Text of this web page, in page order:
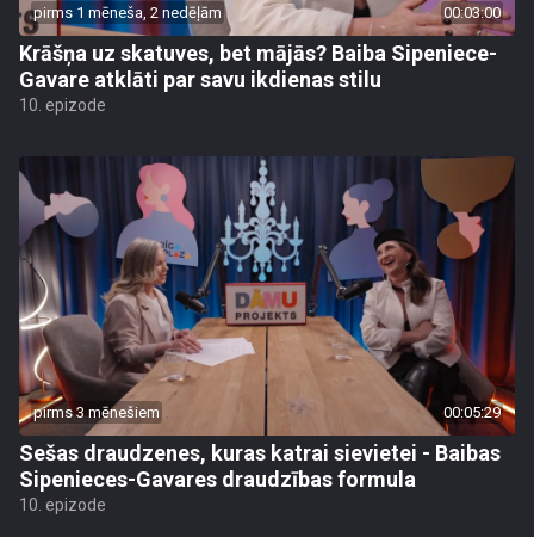
pirms 1 mēneša, 2 nedēļām 00:03:00
Krāšņa uz skatuves, bet mājās? Baiba Sipeniece-
Gavare atklāti par savu ikdienas stilu
10. epizode
pirms 3 mēnešiem 00:05:29
Sešas draudzenes, kuras katrai sievietei - Baibas
Sipenieces-Gavares draudzības formula
10. epizode